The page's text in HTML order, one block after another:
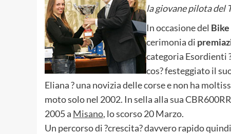
la giovane pilota del
In occasione del Bike
cerimonia di
categoria Esordienti
cos? festeggiato il
Eliana ? una novizia delle corse e non ha
moto solo nel 2002. In sella alla sua
2005 a Misano, lo scorso 20 Marzo.
Un percorso di ?crescita? davvero rapido